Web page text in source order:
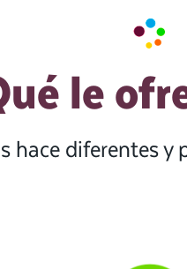
le
hace diferentes y